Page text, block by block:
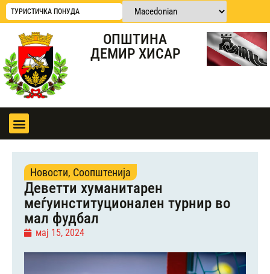
ТУРИСТИЧКА ПОНУДА
ОПШТИНА
ДЕМИР ХИСАР
Новости, Соопштенија
Деветти хуманитарен
меѓуинституционален турнир во
мал фудбал
мај 15, 2024